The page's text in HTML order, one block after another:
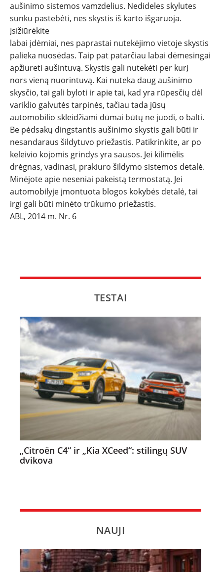
PATARIMAI
ĮVAIRENYBĖS
aušinimo sistemos vamzdelius. Nedideles skylutes
sunku pastebėti, nes skystis iš karto išgaruoja.
Įsižiūrėkite
labai įdėmiai, nes paprastai nutekėjimo vietoje skystis
palieka nuosėdas. Taip pat patarčiau labai dėmesingai
apžiureti aušintuvą. Skystis gali nutekėti per kurį
nors vieną nuorintuvą. Kai nuteka daug aušinimo
skysčio, tai gali byloti ir apie tai, kad yra rūpesčių dėl
variklio galvutės tarpinės, tačiau tada jūsų
automobilio skleidžiami dūmai būtų ne juodi, o balti.
Be pėdsakų dingstantis aušinimo skystis gali būti ir
nesandaraus šildytuvo priežastis. Patikrinkite, ar po
keleivio kojomis grindys yra sausos. Jei kilimėlis
drėgnas, vadinasi, prakiuro šildymo sistemos detalė.
Minėjote apie neseniai pakeistą termostatą. Jei
automobilyje įmontuota blogos kokybės detalė, tai
irgi gali būti minėto trūkumo priežastis.
ABL, 2014 m. Nr. 6
TESTAI
„Citroën C4“ ir „Kia XCeed“: stilingų SUV
dvikova
NAUJI